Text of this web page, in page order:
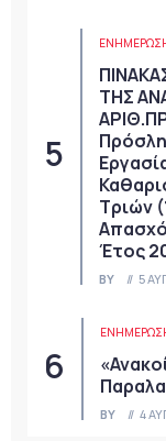
ΤΗΣ
Τριών
Έτος
BY 5
BY 4